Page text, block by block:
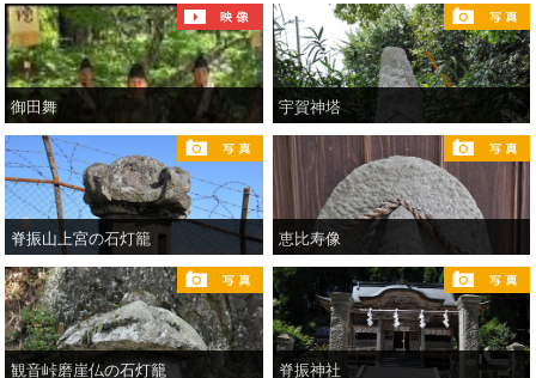
御田舞 宇賀神塔
脊振山上宮の石灯籠 恵比寿像
観音峠磨崖仏の石灯籠 脊振神社